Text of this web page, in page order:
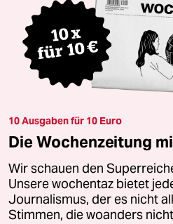
10 Ausgaben für 10 Euro
Die Wochenzeitung
Wir schauen den
Unsere wochentaz bietet
Journalismus, der es nicht
Stimmen, die woanders